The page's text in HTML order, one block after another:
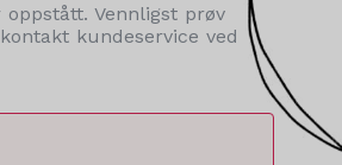
Vennligst prøv
kundeservice ved